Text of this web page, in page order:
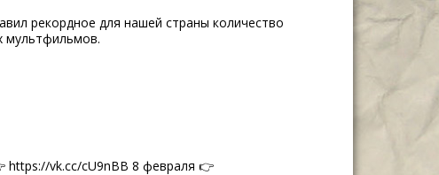
рекордное для нашей страны количество
мультфильмов.
https://vk.cc/cU9nBB 8 февраля 👉